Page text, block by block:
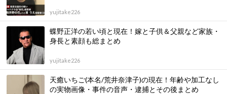
yujitake226
蝶野正洋の若い頃と現在！嫁と子供＆父親など家族・
身長と素顔も総まとめ
yujitake226
天癒いちご(本名/荒井奈津子)の現在！年齢や加工なし
の実物画像・事件の音声・逮捕とその後まとめ